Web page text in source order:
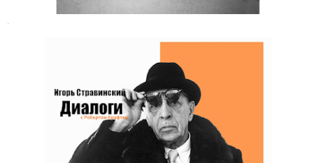
Игорь Стравинский. Диалоги с